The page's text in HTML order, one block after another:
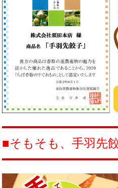
■そもそも、手羽先